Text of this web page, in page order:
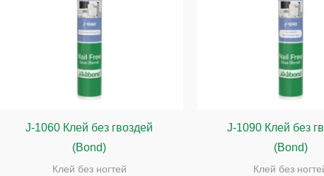
J-1060 Клей без гвоздей
(Bond)
Клей без ногтей
J-1090 Клей без
(Bond)
Клей без